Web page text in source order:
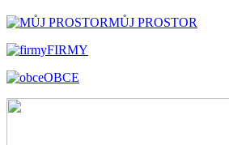
MŮJ PROSTOR
FIRMY
OBCE